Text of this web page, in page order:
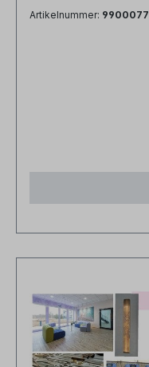
Artikelnummer: 9900077